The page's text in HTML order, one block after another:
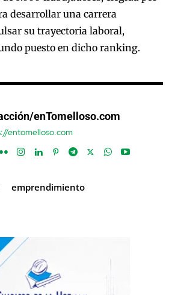
desarrollar una carrera
su trayectoria laboral,
puesto en dicho ranking.
enTomelloso.com
entomelloso.com
emprendimiento